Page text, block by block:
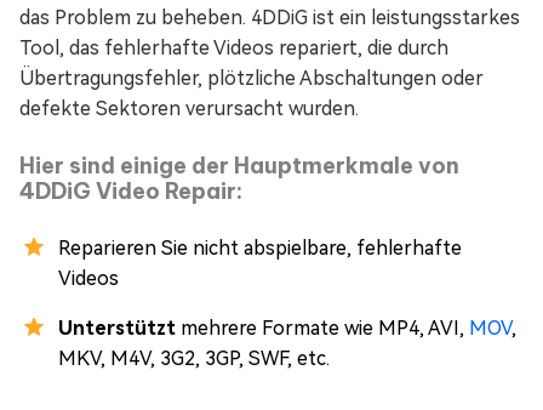
das Problem zu beheben. 4DDiG ist ein leistungsstarkes
Tool, das fehlerhafte Videos repariert, die durch
Übertragungsfehler, plötzliche Abschaltungen oder
defekte Sektoren verursacht wurden.
Hier sind einige der Hauptmerkmale von
4DDiG Video Repair:
Reparieren Sie nicht abspielbare, fehlerhafte
Videos
Unterstützt mehrere Formate wie MP4, AVI, MOV,
MKV, M4V, 3G2, 3GP, SWF, etc.